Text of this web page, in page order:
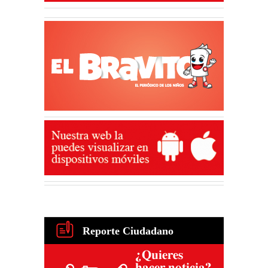
Reporte Ciudadano